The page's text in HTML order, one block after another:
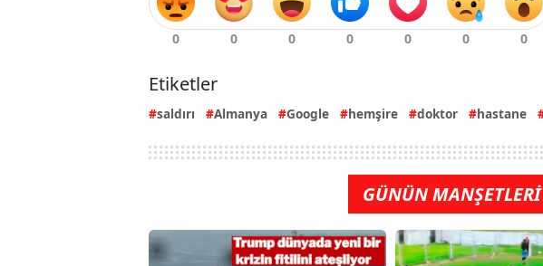
Etiketler
saldırı Almanya Google hemşire doktor hastane
GÜNÜN MANŞETLERİ